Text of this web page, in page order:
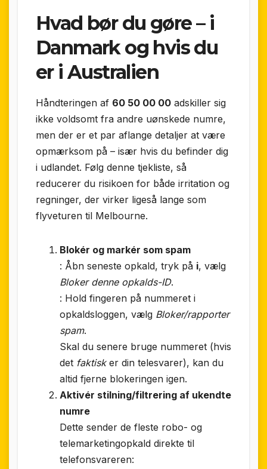
Hvad bør du gøre – i
Danmark og hvis du
er i Australien
Håndteringen af 60 50 00 00 adskiller sig
ikke voldsomt fra andre uønskede numre,
men der er et par aflange detaljer at være
opmærksom på – især hvis du befinder dig
i udlandet. Følg denne tjekliste, så
reducerer du risikoen for både irritation og
regninger, der virker ligeså lange som
flyveturen til Melbourne.
Blokér og markér som spam
: Åbn seneste opkald, tryk på i, vælg
Bloker denne opkalds-ID.
: Hold fingeren på nummeret i
opkaldsloggen, vælg Bloker/rapporter
spam.
Skal du senere bruge nummeret (hvis
det faktisker din telesvarer), kan du
altid fjerne blokeringen igen.
Aktivér stilning/filtrering af ukendte
numre
Dette sender de fleste robo- og
telemarketingopkald direkte til
telefonsvareren: